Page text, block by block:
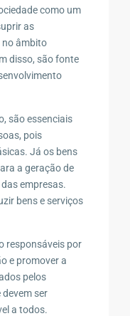
como um
as
no âmbito
disso, são fonte
são essenciais
pois
Já os bens
a geração de
empresas.
bens e serviços
responsáveis por
e promover a
pelos
ser
a todos.